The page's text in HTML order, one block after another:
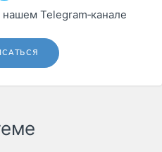
Telegram‑канале